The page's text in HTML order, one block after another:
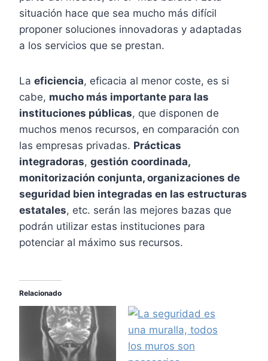
situación hace que sea mucho más difícil
proponer soluciones innovadoras y adaptadas
a los servicios que se prestan.
La eficiencia, eficacia al menor coste, es si
cabe, mucho más importante para las
instituciones públicas, que disponen de
muchos menos recursos, en comparación con
las empresas privadas. Prácticas
integradoras, gestión coordinada,
monitorización conjunta, organizaciones de
seguridad bien integradas en las estructuras
estatales, etc. serán las mejores bazas que
podrán utilizar estas instituciones para
potenciar al máximo sus recursos.
Relacionado